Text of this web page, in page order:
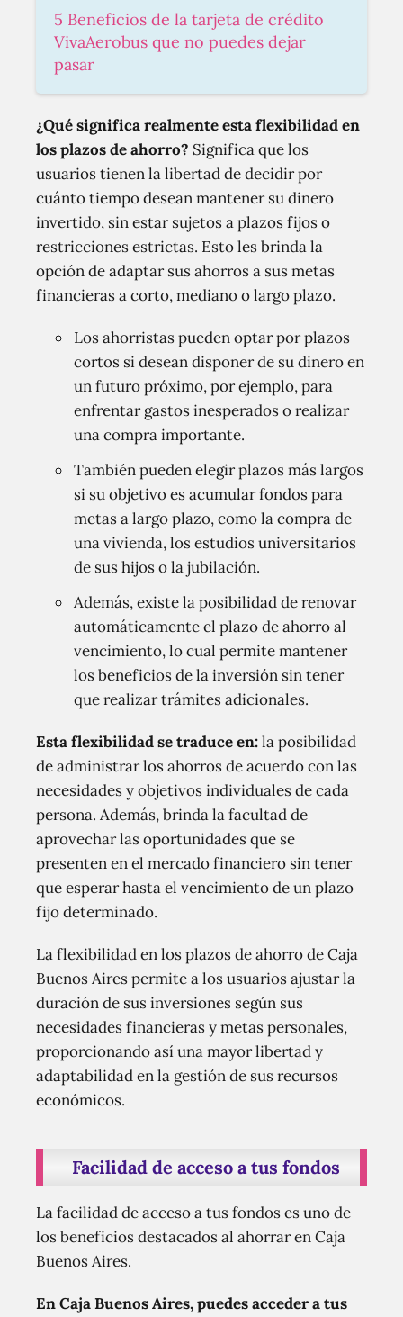
5 Beneficios de la tarjeta de crédito
VivaAerobus que no puedes dejar
pasar
¿Qué significa realmente esta flexibilidad en
los plazos de ahorro? Significa que los
usuarios tienen la libertad de decidir por
cuánto tiempo desean mantener su dinero
invertido, sin estar sujetos a plazos fijos o
restricciones estrictas. Esto les brinda la
opción de adaptar sus ahorros a sus metas
financieras a corto, mediano o largo plazo.
Los ahorristas pueden optar por plazos
cortos si desean disponer de su dinero en
un futuro próximo, por ejemplo, para
enfrentar gastos inesperados o realizar
una compra importante.
También pueden elegir plazos más largos
si su objetivo es acumular fondos para
metas a largo plazo, como la compra de
una vivienda, los estudios universitarios
de sus hijos o la jubilación.
Además, existe la posibilidad de renovar
automáticamente el plazo de ahorro al
vencimiento, lo cual permite mantener
los beneficios de la inversión sin tener
que realizar trámites adicionales.
Esta flexibilidad se traduce en:la posibilidad
de administrar los ahorros de acuerdo con las
necesidades y objetivos individuales de cada
persona. Además, brinda la facultad de
aprovechar las oportunidades que se
presenten en el mercado financiero sin tener
que esperar hasta el vencimiento de un plazo
fijo determinado.
La flexibilidad en los plazos de ahorro de Caja
Buenos Aires permite a los usuarios ajustar la
duración de sus inversiones según sus
necesidades financieras y metas personales,
proporcionando así una mayor libertad y
adaptabilidad en la gestión de sus recursos
económicos.
Facilidad de acceso a tus fondos
La facilidad de acceso a tus fondos es uno de
los beneficios destacados al ahorrar en Caja
Buenos Aires.
En Caja Buenos Aires, puedes acceder a tus